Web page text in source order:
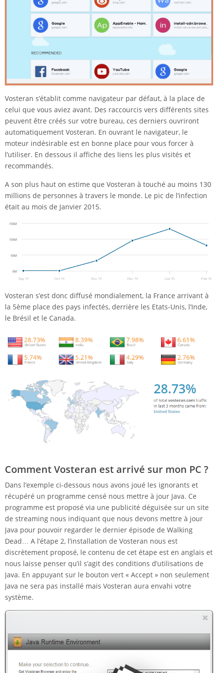
Vosteran s’établit comme navigateur par défaut, à la place de
celui que vous aviez avant. Des raccourcis vers différents sites
peuvent être créés sur votre bureau, ces derniers ouvriront
automatiquement Vosteran. En ouvrant le navigateur, le
moteur indésirable est en bonne place pour vous forcer à
l’utiliser. En dessous il affiche des liens les plus visités et
recommandés.
A son plus haut on estime que Vosteran à touché au moins 130
millions de personnes à travers le monde. Le pic de l’infection
était au mois de Janvier 2015.
Vosteran s’est donc diffusé mondialement, la France arrivant à
la 5ème place des pays infectés, derrière les Etats-Unis, l’Inde,
le Brésil et le Canada.
Comment Vosteran est arrivé sur mon PC ?
Dans l’exemple ci-dessous nous avons joué les ignorants et
récupéré un programme censé nous mettre à jour Java. Ce
programme est proposé via une publicité déguisée sur un site
de streaming nous indiquant que nous devons mettre à jour
Java pour pouvoir regarder le dernier épisode de Walking
Dead… A l’étape 2, l’installation de Vosteran nous est
discrètement proposé, le contenu de cet étape est en anglais et
nous laisse penser qu’il s’agit des conditions d’utilisations de
Java. En appuyant sur le bouton vert « Accept » non seulement
Java ne sera pas installé mais Vosteran aura envahi votre
système.